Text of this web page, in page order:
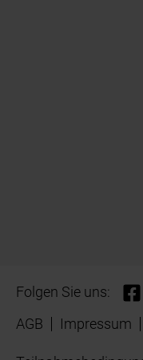
Folgen Sie uns:
AGB
Impressum